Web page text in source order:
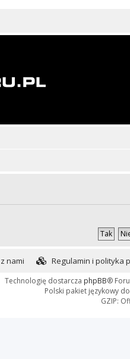
Regulamin i polityka
nami
Technologię dostarcza phpBB®
Polski pakiet językowy
GZIP: